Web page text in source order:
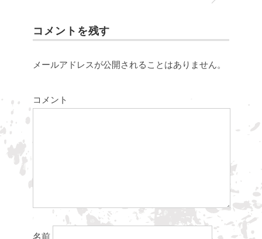
コメントを残す
メールアドレスが公開されることはありません。
コメント
名前